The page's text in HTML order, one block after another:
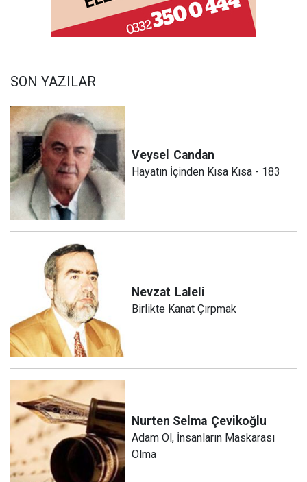
SON YAZILAR
Veysel Candan
Hayatın İçinden Kısa Kısa - 183
Nevzat Laleli
Birlikte Kanat Çırpmak
Nurten Selma Çevikoğlu
Adam Ol, İnsanların Maskarası
Olma